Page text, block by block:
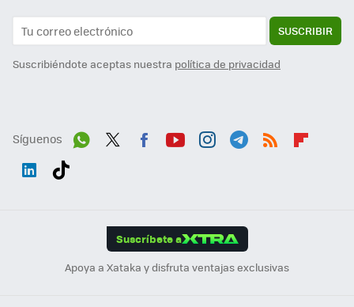
SUSCRIBIR
Suscribiéndote aceptas nuestra política de privacidad
Síguenos
Suscríbete a
Apoya a Xataka y disfruta ventajas exclusivas